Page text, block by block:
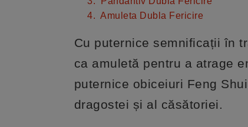
4. Amuleta Dubla Fericire
Cu puternice semnificații în
ca amuletă pentru a atrage
puternice obiceiuri Feng
dragostei și al căsătoriei.